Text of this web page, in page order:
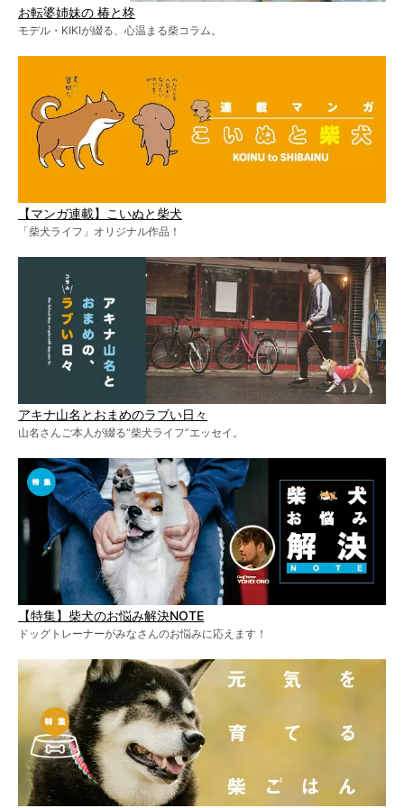
お転婆姉妹の 椿と柊
モデル・KIKIが綴る、心温まる柴コラム。
【マンガ連載】こいぬと柴犬
「柴犬ライフ」オリジナル作品！
アキナ山名とおまめのラブい日々
山名さんご本人が綴る“柴犬ライフ”エッセイ。
【特集】柴犬のお悩み解決NOTE
ドッグトレーナーがみなさんのお悩みに応えます！